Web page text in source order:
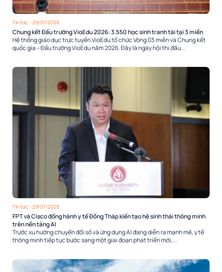
Tin tức - 29/07/2026
Chung kết Đấu trường VioEdu 2026: 3.550 học sinh tranh tài tại 3 miền
Hệ thống giáo dục trực tuyến VioEdu tổ chức Vòng 03 miền và Chung kết
quốc gia – Đấu trường VioEdu năm 2026. Đây là ngày hội thi đấu...
Tin tức - 29/07/2026
FPT và Cisco đồng hành y tế Đồng Tháp kiến tạo hệ sinh thái thông minh
trên nền tảng AI
Trước xu hướng chuyển đổi số và ứng dụng AI đang diễn ra mạnh mẽ, y tế
thông minh tiếp tục bước sang một giai đoạn phát triển mới,...